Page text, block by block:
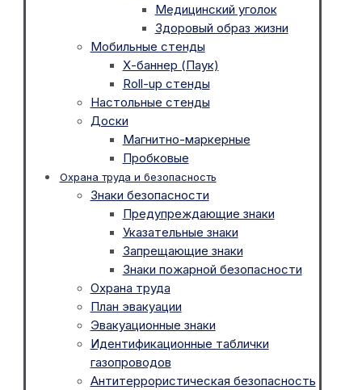
Медицинский уголок
Здоровый образ жизни
Мобильные стенды
Х-баннер (Паук)
Roll-up стенды
Настольные стенды
Доски
Магнитно-маркерные
Пробковые
Охрана труда и безопасность
Знаки безопасности
Предупреждающие знаки
Указательные знаки
Запрещающие знаки
Знаки пожарной безопасности
Охрана труда
План эвакуации
Эвакуационные знаки
Идентификационные таблички
газопроводов
Антитеррористическая безопасность